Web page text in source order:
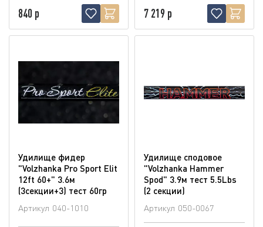
840 р 7 219 р
Удилище фидер
"Volzhanka Pro Sport Elit
12ft 60+" 3.6м
(3секции+3) тест 60гр
Артикул 040-1010
Удилище сподовое
"Volzhanka Hammer
Spod" 3.9м тест 5.5Lbs
(2 секции)
Артикул 050-0067